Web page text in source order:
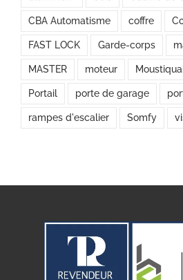
CBA Automatisme coffre
FAST LOCK Garde-corps
MASTER moteur
Portail porte de garage
rampes d'escalier Somfy